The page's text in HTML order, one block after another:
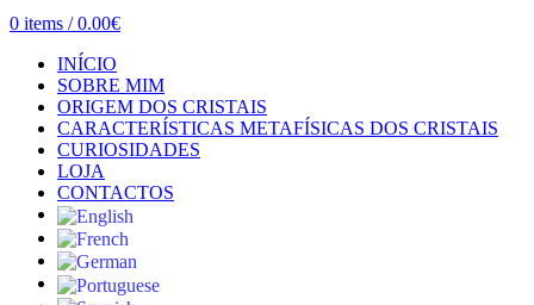
0 items / 0.00€
INÍCIO
SOBRE MIM
ORIGEM DOS CRISTAIS
CARACTERÍSTICAS METAFÍSICAS DOS CRISTAIS
CURIOSIDADES
LOJA
CONTACTOS